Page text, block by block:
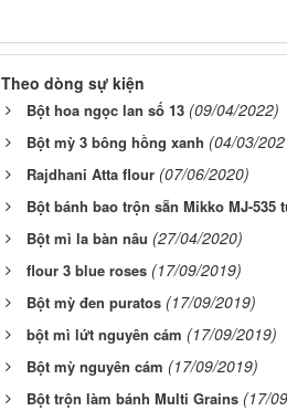
Theo dòng sự kiện
Bột hoa ngọc lan số 13 (09/04/2022)
Bột mỳ 3 bông hồng xanh (04/03/
Rajdhani Atta flour (07/06/2020)
Bột bánh bao trộn sẵn Mikko MJ-535
Bột mì la bàn nâu (27/04/2020)
flour 3 blue roses (17/09/2019)
Bột mỳ đen puratos (17/09/2019)
bột mì lứt nguyên cám (17/09/2019)
Bột mỳ nguyên cám (17/09/2019)
Bột trộn làm bánh Multi Grains (17/